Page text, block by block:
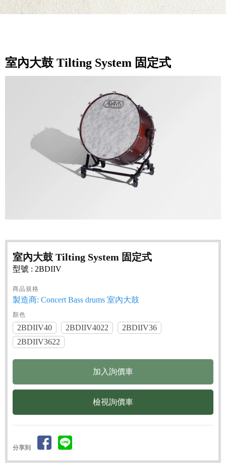
室內大鼓 Tilting System 固定式
室內大鼓 Tilting System 固定式
型號 : 2BDIIV
商品規格
製造商: Concert Bass drums 室內大鼓
顏色
2BDIIV40 2BDIIV4022
2BDIIV36
2BDIIV3622
檢視詢價車
分享到